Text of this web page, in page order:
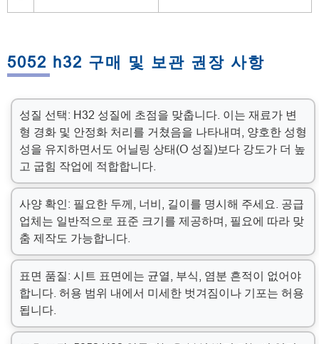
5052 h32 구매 및 보관 권장 사항
성질 선택: H32 성질에 초점을 맞춥니다. 이는 재료가 변
형 경화 및 안정화 처리를 거쳤음을 나타내며, 양호한 성형
성을 유지하면서도 어닐링 상태(O 성질)보다 강도가 더 높
고 굽힘 작업에 적합합니다.
사양 확인: 필요한 두께, 너비, 길이를 명시해 주세요. 공급
업체는 일반적으로 표준 크기를 제공하며, 필요에 따라 맞
춤 제작도 가능합니다.
표면 품질: 시트 표면에는 균열, 부식, 염분 흔적이 없어야
합니다. 허용 범위 내에서 미세한 벗겨짐이나 기포는 허용
됩니다.